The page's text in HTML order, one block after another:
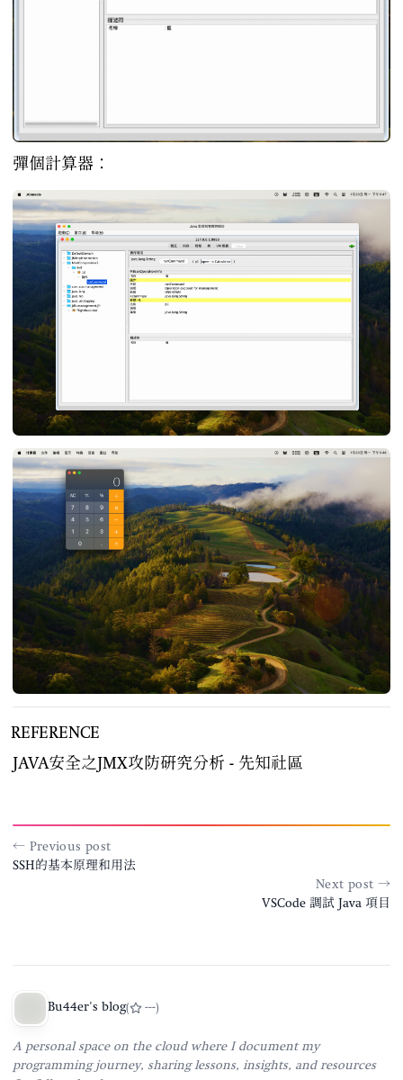
彈個計算器：
REFERENCE
JAVA安全之JMX攻防研究分析 - 先知社區
← Previous post
SSH的基本原理和用法
Next post →
VSCode 調試 Java 項目
Bu44er's blog( ---)
A personal space on the cloud where I document my
programming journey, sharing lessons, insights, and resources